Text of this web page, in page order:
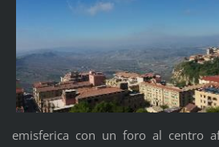
emisferica con un foro al centro